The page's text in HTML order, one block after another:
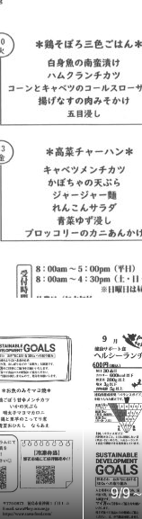
生労働大臣賞受
アンフェア
9/9